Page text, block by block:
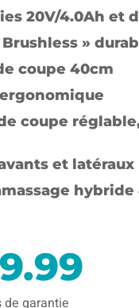
20V/4.0Ah et
Brushless »
coupe 40cm
coupe
et latéraux
hybride
de garantie